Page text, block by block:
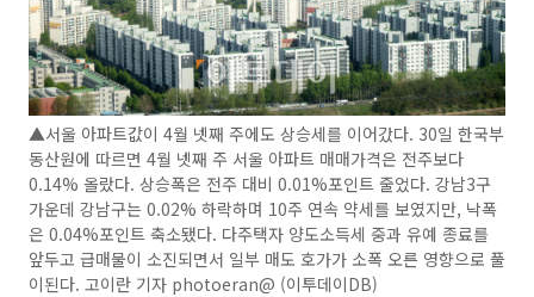
▲서울 아파트값이 4월 넷째 주에도 상승세를 이어갔다. 30일 한국부
동산원에 따르면 4월 넷째 주 서울 아파트 매매가격은 전주보다
0.14% 올랐다. 상승폭은 전주 대비 0.01%포인트 줄었다. 강남3구
가운데 강남구는 0.02% 하락하며 10주 연속 약세를 보였지만, 낙폭
은 0.04%포인트 축소됐다. 다주택자 양도소득세 중과 유예 종료를
앞두고 급매물이 소진되면서 일부 매도 호가가 소폭 오른 영향으로 풀
이된다. 고이란 기자 photoeran@ (이투데이DB)